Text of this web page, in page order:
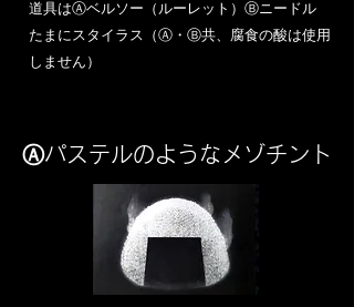
道具はⒶベルソー（ルーレット）Ⓑニードル
​たまにスタイラス（Ⓐ・Ⓑ共、腐食の酸は使用
しません）
Ⓐパステルのようなメゾチント